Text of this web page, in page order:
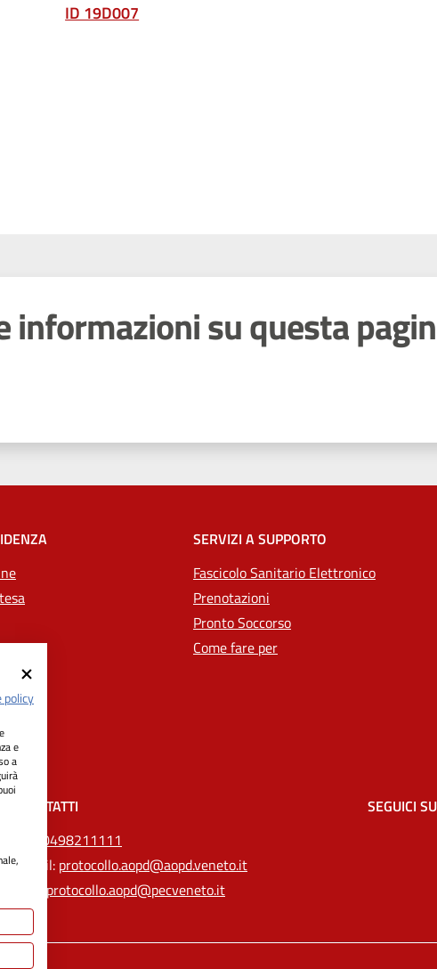
ID 19D007
informazioni su questa
SERVIZI A SUPPORTO
Fascicolo Sanitario Elettronico
Prenotazioni
Pronto Soccorso
Come fare per
CONTATTI
0498211111
Email: protocollo.aopd@aopd.veneto.it
protocollo.aopd@pecveneto.it
SEGUICI SU
policy
e
a